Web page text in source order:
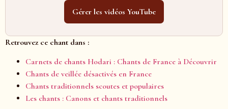
Gérer les vidéos YouTube
Retrouvez ce chant dans :
Carnets de chants Hodari : Chants de France à Découvrir
Chants de veillée désactivés en France
Chants traditionnels scoutes et populaires
Les chants : Canons et chants traditionnels